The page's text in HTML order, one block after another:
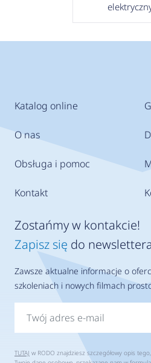
Katalog online
O nas
Obsługa i pomoc
Kontakt
Zostańmy w kontakcie!
Zapisz się do newslettera
Zawsze aktualne informacje o
szkoleniach i nowych filmach
TUTAJ w RODO znajdziesz szczegółowy opis